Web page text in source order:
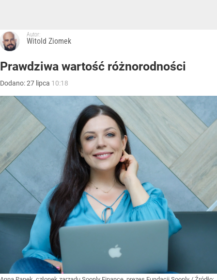
Autor:
Witold Ziomek
Prawdziwa wartość różnorodności
Dodano:27 lipca 10:18